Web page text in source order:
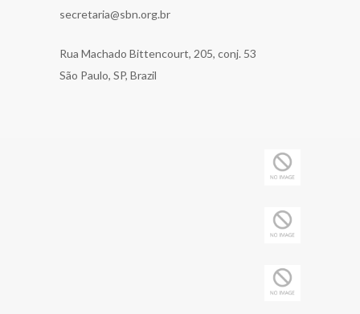
secretaria@sbn.org.br
Rua Machado Bittencourt, 205, conj. 53
São Paulo, SP, Brazil